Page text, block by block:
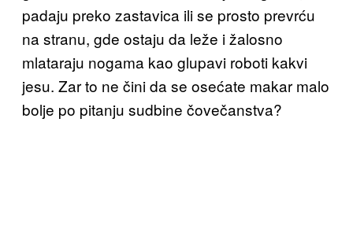
padaju preko zastavica ili se prosto prevrću
na stranu, gde ostaju da leže i žalosno
mlataraju nogama kao glupavi roboti kakvi
jesu. Zar to ne čini da se osećate makar malo
bolje po pitanju sudbine čovečanstva?